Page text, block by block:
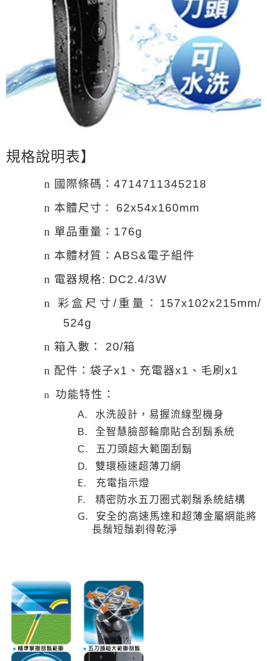
規格說明表】
n 國際條碼： 4714711345218
n 本體尺寸 ： 62x54x160mm
n 單品重量： 176g
n 本體材質： ABS&電子組件
n 電器規格: DC2.4/3W
n
彩盒尺寸 /重量： 157x102x215mm/
524g
n 箱入數： 20/箱
n 配件：袋子x1 、充電器x1 、毛刷x1
n 功能特性：
A. 水洗設計，易握流線型機身
B. 全智慧臉部輪廓貼合刮鬍系統
C.
五刀頭超大範圍刮鬍
D.
雙環極速超薄刀網
E.
充電指示燈
F.
精密防水五刀圈式剃鬚系統結構
G.
安全的高速馬達和超薄金屬網能將
長鬚短鬚剃得乾淨